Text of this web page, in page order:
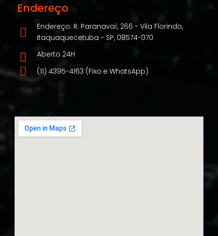
Endereço
Endereço: R. Paranavaí, 266 - Vila Florindo,
Itaquaquecetuba - SP, 08574-070
Aberto 24H
(11) 4395-4163 (Fixo e WhatsApp)